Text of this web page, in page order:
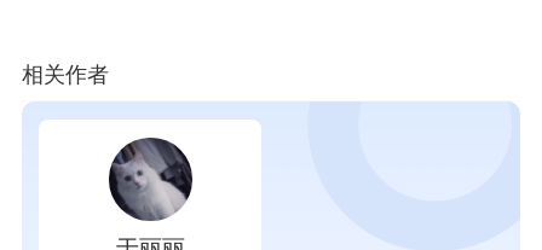
相关作者